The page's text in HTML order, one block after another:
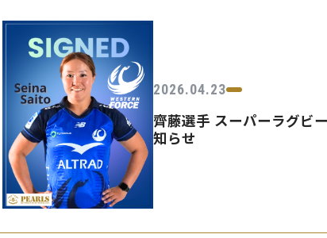
2026.04.23
齊藤選手 スーパーラグビ
知らせ